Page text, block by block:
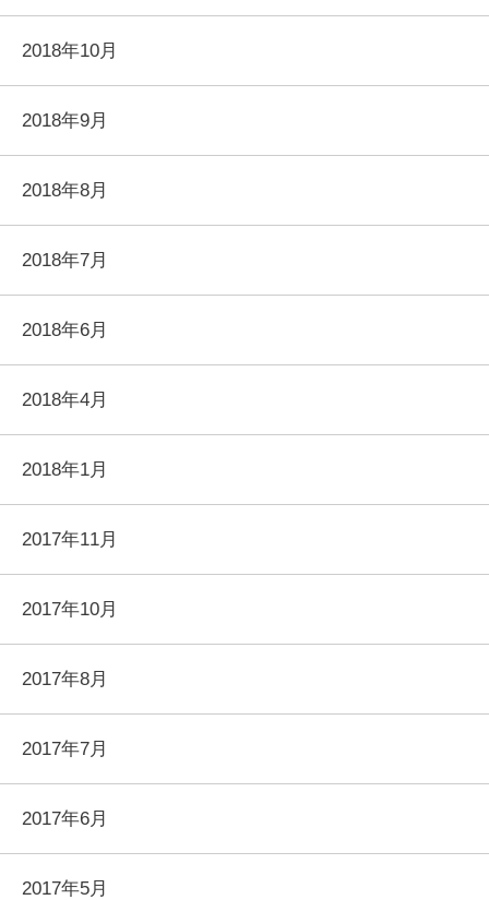
2018年10月
2018年9月
2018年8月
2018年7月
2018年6月
2018年4月
2018年1月
2017年11月
2017年10月
2017年8月
2017年7月
2017年6月
2017年5月